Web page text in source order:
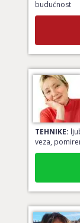
TEHNIKE:
veza,